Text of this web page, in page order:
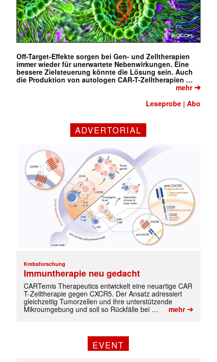
Off-Target-Effekte sorgen bei Gen- und Zelltherapien
immer wieder für unerwartete Nebenwirkungen. Eine
bessere Zielsteuerung könnte die Lösung sein. Auch
die Produktion von autologen CAR-T-Zelltherapien …
mehr➔
Leseprobe |Abo
ADVERTORIAL
Krebsforschung
Immuntherapie neu gedacht
CARTemis Therapeutics entwickelt eine neuartige CAR
T-Zelltherapie gegen CXCR5. Der Ansatz adressiert
gleichzeitig Tumorzellen und ihre unterstützende
Mikroumgebung und soll so Rückfälle bei …
mehr➔
EVENT